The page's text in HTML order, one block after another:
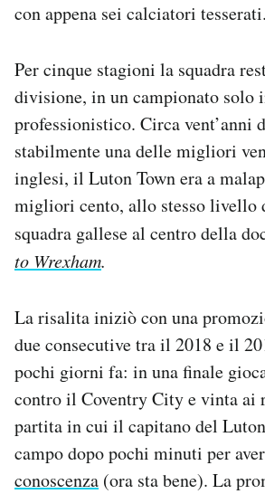
con appena sei calciatori tesserati.
Per cinque stagioni la squadra
divisione, in un campionato solo
professionistico. Circa vent’anni
stabilmente una delle migliori
inglesi, il Luton Town era a
migliori cento, allo stesso livello
squadra gallese al centro della
to Wrexham.
La risalita iniziò con una
due consecutive tra il 2018 e il
pochi giorni fa: in una finale
contro il Coventry City e vinta ai
partita in cui il capitano del
campo dopo pochi minuti per aver
conoscenza (ora sta bene). La